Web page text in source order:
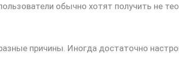
обычно хотят получить не
причины. Иногда достаточно